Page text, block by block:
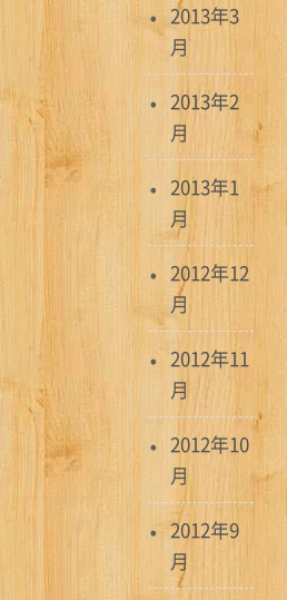
2013年3
月
2013年2
月
2013年1
月
2012年12
月
2012年11
月
2012年10
月
2012年9
月